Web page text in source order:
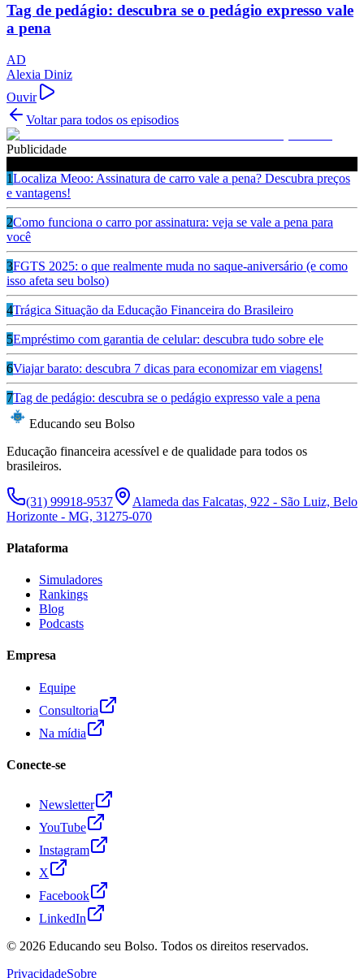
Tag de pedágio: descubra se o pedágio expresso vale
a pena
AD
Alexia Diniz
Ouvir
Voltar para todos os episodios
Publicidade
1Localiza Meoo: Assinatura de carro vale a pena? Descubra preços
e vantagens!
2Como funciona o carro por assinatura: veja se vale a pena para
você
3FGTS 2025: o que realmente muda no saque-aniversário (e como
isso afeta seu bolso)
4Trágica Situação da Educação Financeira do Brasileiro
5Empréstimo com garantia de celular: descubra tudo sobre ele
6Viajar barato: descubra 7 dicas para economizar em viagens!
7Tag de pedágio: descubra se o pedágio expresso vale a pena
Educando seu Bolso
Educação financeira acessível e de qualidade para todos os
brasileiros.
(31) 99918-9537
Alameda das Falcatas, 922 - São Luiz, Belo
Horizonte - MG, 31275-070
Plataforma
Simuladores
Rankings
Blog
Podcasts
Empresa
Equipe
Consultoria
Na mídia
Conecte-se
Newsletter
YouTube
Instagram
X
Facebook
LinkedIn
© 2026 Educando seu Bolso. Todos os direitos reservados.
PrivacidadeSobre